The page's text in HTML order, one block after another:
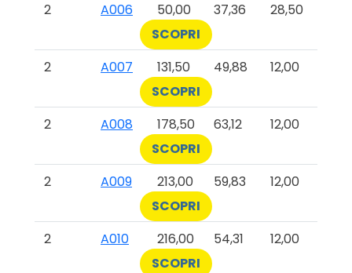
2
A006 50,00 37,36
28,50
SCOPRI
2
A007 131,50 49,88
12,00
SCOPRI
2
A008 178,50 63,12
12,00
SCOPRI
2
A009 213,00 59,83
12,00
SCOPRI
2
A010 216,00 54,31
12,00
SCOPRI